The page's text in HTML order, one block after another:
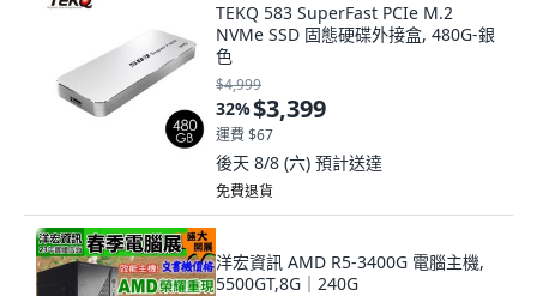
TEKQ 583 SuperFast PCIe M.2
NVMe SSD 固態硬碟外接盒, 480G-銀
色
$4,999
32%$3,399
運費 $67
後天 8/8 (六) 預計送達
免費退貨
洋宏資訊 AMD R5-3400G 電腦主機,
5500GT,8G｜240G